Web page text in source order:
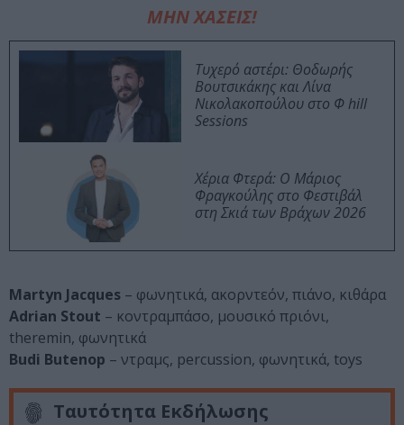
ΜΗΝ ΧΑΣΕΙΣ!
Τυχερό αστέρι: Θοδωρής
Βουτσικάκης και Λίνα
Νικολακοπούλου στο Φ hill
Sessions
Χέρια Φτερά: Ο Μάριος
Φραγκούλης στο Φεστιβάλ
στη Σκιά των Βράχων 2026
Martyn Jacques – φωνητικά, ακορντεόν, πιάνο, κιθάρα
Adrian Stout – κοντραμπάσο, μουσικό πριόνι,
theremin, φωνητικά
Budi Butenop – ντραμς, percussion, φωνητικά, toys
Ταυτότητα Εκδήλωσης